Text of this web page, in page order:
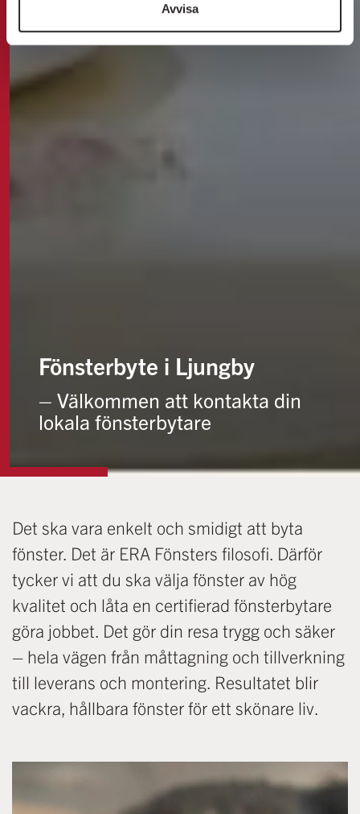
Avvisa
Fönsterbyte i Ljungby
– Välkommen att kontakta din
lokala fönsterbytare
Det ska vara enkelt och smidigt att byta
fönster. Det är ERA Fönsters filosofi. Därför
tycker vi att du ska välja fönster av hög
kvalitet och låta en certifierad fönsterbytare
göra jobbet. Det gör din resa trygg och säker
– hela vägen från måttagning och tillverkning
till leverans och montering. Resultatet blir
vackra, hållbara fönster för ett skönare liv.